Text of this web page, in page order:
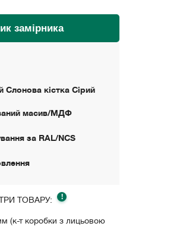
замірника
Слонова кістка Сірий
масив/МДФ
за RAL/NCS
ТОВАРУ: !
(к-т коробки з лицьовою